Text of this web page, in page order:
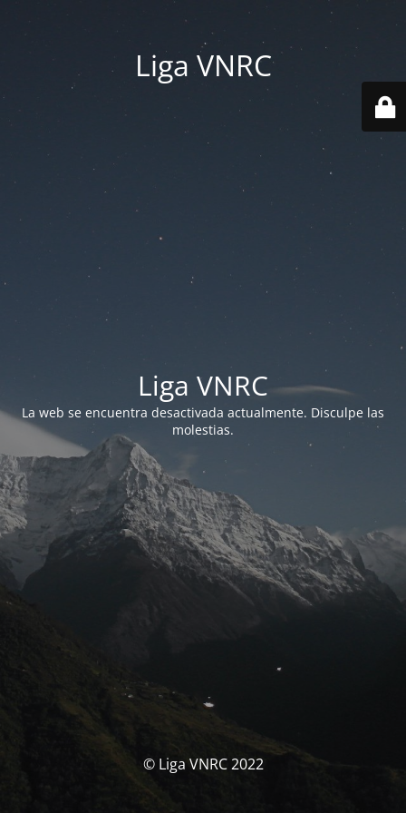
Liga VNRC
Liga VNRC
La web se encuentra desactivada actualmente. Disculpe las
molestias.
© Liga VNRC 2022